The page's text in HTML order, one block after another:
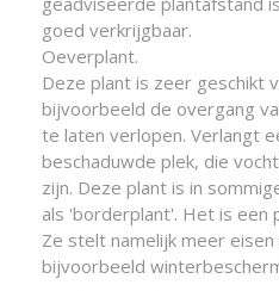
goed verkrijgbaar.
Oeverplant.
Deze plant is zeer geschikt
bijvoorbeeld de overgang
te laten verlopen. Verlangt
beschaduwde plek, die
zijn. Deze plant is in
als 'borderplant'. Het is een
Ze stelt namelijk meer
bijvoorbeeld